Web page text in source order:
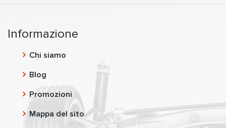
Informazione
Chi siamo
Blog
Promozioni
Mappa del sito